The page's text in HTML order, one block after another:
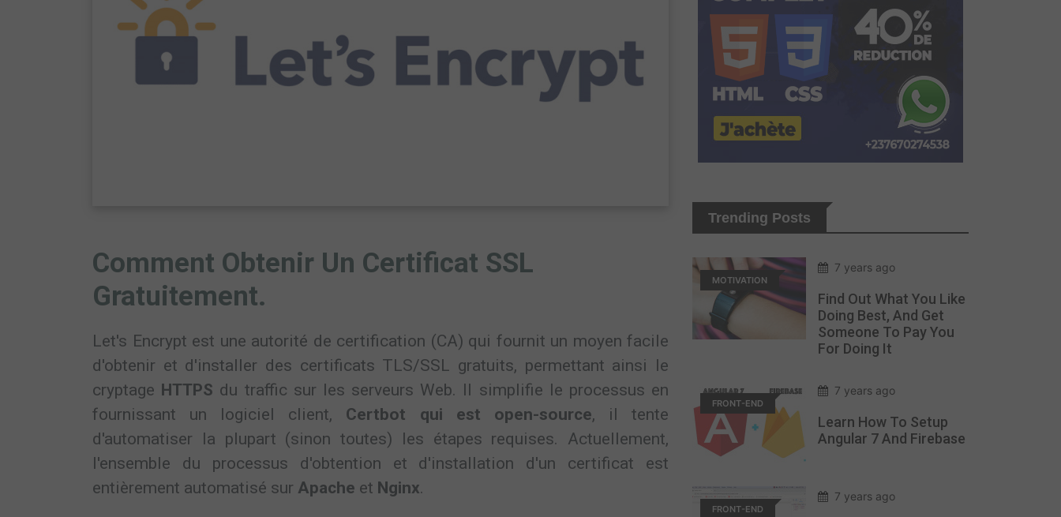
Comment Obtenir Un Certificat SSL
Gratuitement.
Let's Encrypt est une autorité de certification (CA) qui fournit un moyen facile
d'obtenir et d'installer des certificats TLS/SSL gratuits, permettant ainsi le
cryptage HTTPS du traffic sur les serveurs Web. Il simplifie le processus en
fournissant un logiciel client, Certbot qui est open-source, il tente
d'automatiser la plupart (sinon toutes) les étapes requises. Actuellement,
l'ensemble du processus d'obtention et d'installation d'un certificat est
entièrement automatisé sur Apache et Nginx.
Trending Posts
MOTIVATION
7 years ago
Find Out What You Like
Doing Best, And Get
Someone To Pay You
For Doing It
FRONT-END
7 years ago
Learn How To Setup
Angular 7 And Firebase
FRONT-END
7 years ago